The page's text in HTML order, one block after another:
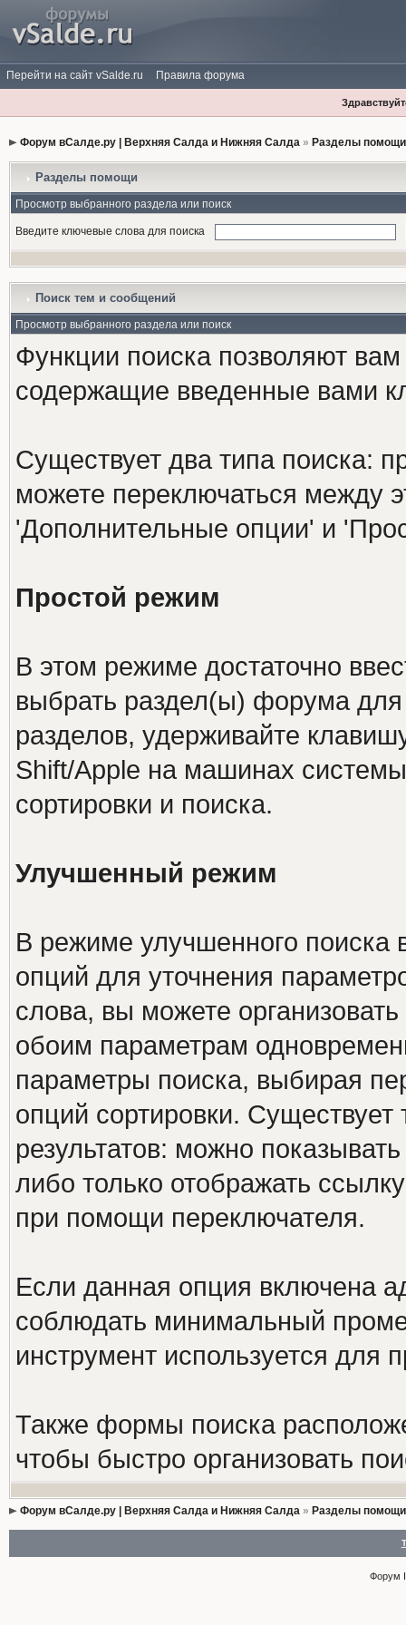
Перейти на сайт vSalde.ru Правила форума
Форум вСалде.ру | Верхняя Салда и Нижняя Салда» Разделы
Разделы помощи
Просмотр выбранного раздела или поиск
Введите ключевые слова для поиска
Поиск тем и сообщений
Просмотр выбранного раздела или поиск
Функции поиска позволяют
содержащие введенные вами
Существует два типа поиска:
можете переключаться между
'Дополнительные опции' и
Простой режим
В этом режиме достаточно
выбрать раздел(ы) форума
разделов, удерживайте
Shift/Apple на машинах
сортировки и поиска.
Улучшенный режим
В режиме улучшенного поиска
опций для уточнения
слова, вы можете
обоим параметрам
параметры поиска, выбирая
опций сортировки.
результатов: можно
либо только отображать
при помощи переключателя.
Если данная опция включена
соблюдать минимальный
инструмент используется
Также формы поиска
чтобы быстро организовать
Форум вСалде.ру | Верхняя Салда и Нижняя Салда» Разделы
Форум